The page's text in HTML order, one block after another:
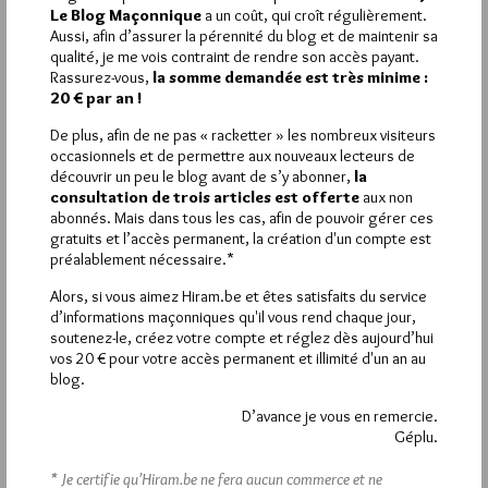
partage fort convivial.
La rédaction de commentaires est
réservée aux abonnés.
Si vous souhaitez rédiger des
commentaires, vous devez :
VOUS INSCRIRE
Le Blog Maçonnique a un coût, qui croît régulièrement.
Aussi, afin d’assurer la pérennité du blog et de maintenir sa
qualité, je me vois contraint de rendre son accès payant.
Rassurez-vous, la somme demandée est très minime :
20 € par an !
De plus, afin de ne pas « racketter » les nombreux visiteurs
occasionnels et de permettre aux nouveaux lecteurs de
découvrir un peu le blog avant de s’y abonner, la
consultation de trois articles est offerte aux non
abonnés. Mais dans tous les cas, afin de pouvoir gérer ces
gratuits et l’accès permanent, la création d'un compte est
préalablement nécessaire.*
Alors, si vous aimez Hiram.be et êtes satisfaits du service
d’informations maçonniques qu'il vous rend chaque jour,
soutenez-le, créez votre compte et réglez dès aujourd’hui
vos 20 € pour votre accès permanent et illimité d'un an au
blog.
D’avance je vous en remercie.
Géplu.
* Je certifie qu’Hiram.be ne fera aucun commerce et ne